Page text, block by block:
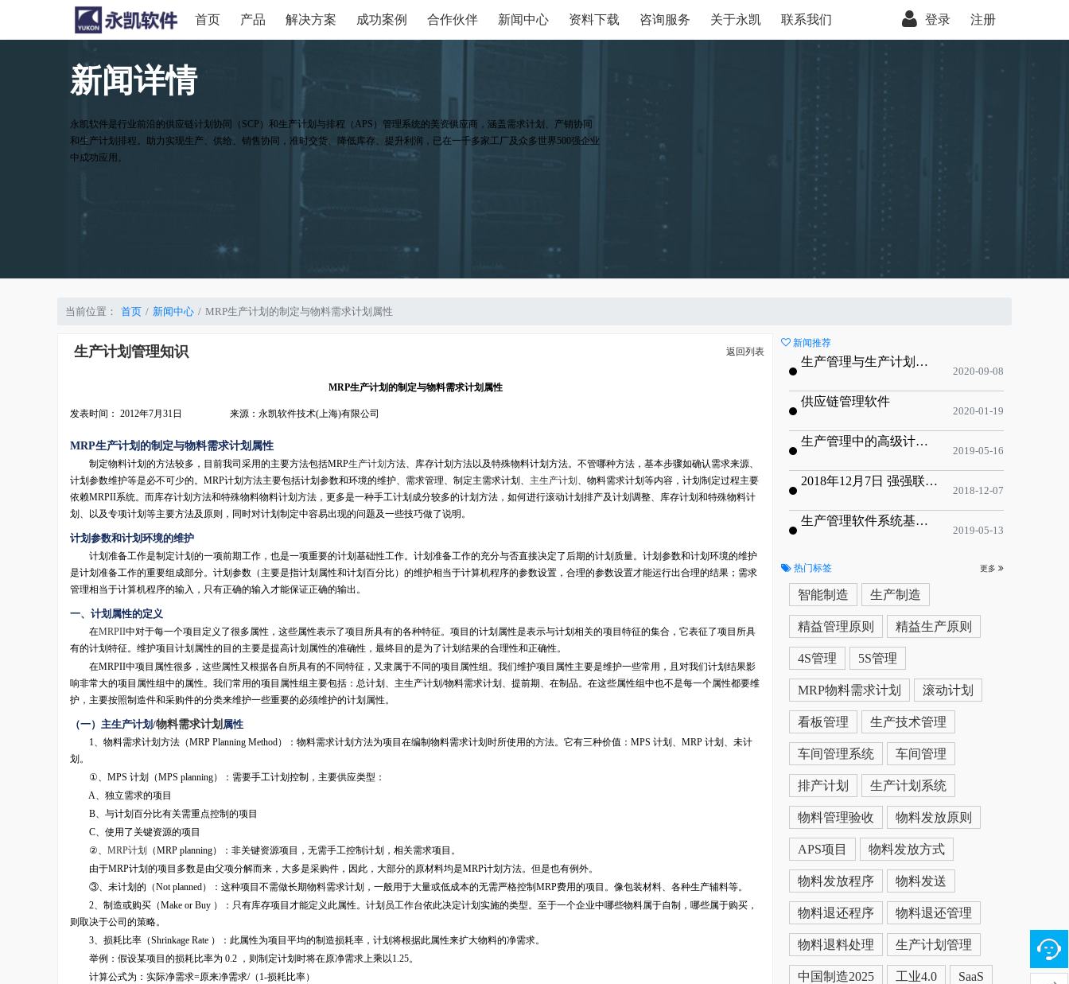
首页 产品 解决方案 成功案例 合作伙伴 新闻中心 资料下载 咨询服务 关于永凯 联系我们 登录 注册
新闻详情
永凯软件是行业前沿的供应链计划协同（SCP）和生产计划与排程（APS）管理系统的美资供应商，涵盖需求计划、产销协同
和生产计划排程。助力实现生产、供给、销售协同，准时交货、降低库存、提升利润，已在一千多家工厂及众多世界500强企业
中成功应用。
当前位置： 首页 新闻中心 MRP生产计划的制定与物料需求计划属性
生产计划管理知识 返回列表
MRP生产计划的制定与物料需求计划属性
发表时间： 2012年7月31日 来源：永凯软件技术(上海)有限公司
MRP生产计划的制定与物料需求计划属性
制定物料计划的方法较多，目前我司采用的主要方法包括MRP生产计划 方法、库存计划方法以及特殊物料计划方法。不管哪种方法，基本步骤如确认需求来源、
计划参数维护等是必不可少的。MRP计划方法主要包括计划参数和环境的维护、需求管理、制定主需求计划、 主生产计划 、物料需求计划等内容，计划制定过程主要
依赖MRPII系统。而库存计划方法和特殊物料物料计划方法，更多是一种手工计划成分较多的计划方法，如何进行滚动计划排产及计划调整、库存计划和特殊物料计
划、以及专项计划等主要方法及原则，同时对计划制定中容易出现的问题及一些技巧做了说明。
计划参数和计划环境的维护
计划准备工作是制定计划的一项前期工作，也是一项重要的计划基础性工作。计划准备工作的充分与否直接决定了后期的计划质量。计划参数和计划环境的维护
是计划准备工作的重要组成部分。计划参数（主要是指计划属性和计划百分比）的维护相当于计算机程序的参数设置，合理的参数设置才能运行出合理的结果；需求
管理相当于计算机程序的输入，只有正确的输入才能保证正确的输出。
一、计划属性的定义
在MRPII中对于每一个项目定义了很多属性，这些属性表示了项目所具有的各种特征。项目的计划属性是表示与计划相关的项目特征的集合，它表征了项目所具
有的计划特征。维护项目计划属性的目的主要是提高计划属性的准确性，最终目的是为了计划结果的合理性和正确性。
在MRPII中项目属性很多，这些属性又根据各自所具有的不同特征，又隶属于不同的项目属性组。我们维护项目属性主要是维护一些常用，且对我们计划结果影
响非常大的项目属性组中的属性。我们常用的项目属性组主要包括：总计划、主生产计划/物料需求计划、提前期、在制品。在这些属性组中也不是每一个属性都要维
护，主要按照制造件和采购件的分类来维护一些重要的必须维护的计划属性。
（一）主生产计划/物料需求计划 属性
1、物料需求计划方法（MRP Planning Method）：物料需求计划方法为项目在编制物料需求计划时所使用的方法。它有三种价值：MPS 计划、MRP 计划、未计
划。
①、MPS 计划（MPS planning）：需要手工计划控制，主要供应类型：
A、独立需求的项目
B、与计划百分比有关需重点控制的项目
C、使用了关键资源的项目
②、 MRP计划
（MRP planning）：非关键资源项目，无需手工控制计划，相关需求项目。
由于MRP计划的项目多数是由父项分解而来，大多是采购件，因此，大部分的原材料均是MRP计划方法。但是也有例外。
③、未计划的（Not planned）：这种项目不需做长期物料需求计划，一般用于大量或低成本的无需严格控制MRP费用的项目。像包装材料、各种生产辅料等。
2、制造或购买（Make or Buy ）：只有库存项目才能定义此属性。计划员工作台依此决定计划实施的类型。至于一个企业中哪些物料属于自制，哪些属于购买，
则取决于公司的策略。
3、损耗比率（Shrinkage Rate ）：此属性为项目平均的制造损耗率，计划将根据此属性来扩大物料的净需求。
举例：假设某项目的损耗比率为 0.2 ，则制定计划时将在原净需求上乘以1.25。
计算公式为：实际净需求=原来净需求/（1-损耗比率）
新闻推荐
生产管理与生产计划的目标
2020-09-08
供应链管理软件
2020-01-19
生产管理中的高级计划与排程优化
2019-05-16
2018年12月7日 强强联手，共同推进电子器件领域APS应用典范 风华高科生产自动化工业互联网应用项目-APS项目启动会
2018-12-07
生产管理软件系统基于信息化的解决方案
2019-05-13
热门标签 更多
智能制造 生产制造
精益管理原则 精益生产原则
4S管理 5S管理
MRP物料需求计划 滚动计划
看板管理 生产技术管理
车间管理系统 车间管理
排产计划 生产计划系统
物料管理验收 物料发放原则
APS项目 物料发放方式
物料发放程序 物料发送
物料退还程序 物料退还管理
物料退料处理 生产计划管理
中国制造2025 工业4.0 SaaS